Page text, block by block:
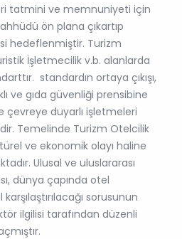
tatmini ve memnuniyeti için
ön plana çıkartıp
hedeflenmiştir. Turizm
İşletmecilik v.b. alanlarda
standardın ortaya çıkışı,
ve gıda güvenliği prensibine
çevreye duyarlı işletmeleri
Temelinde Turizm Otelcilik
ve ekonomik olayı haline
Ulusal ve uluslararası
dünya çapında otel
karşılaştırılacağı sorusunun
ilgilisi tarafından düzenli